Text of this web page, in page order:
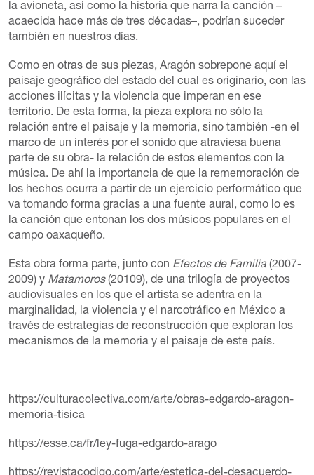
la avioneta, así como la historia que narra la canción –
acaecida hace más de tres décadas–, podrían suceder
también en nuestros días.
Como en otras de sus piezas, Aragón sobrepone aquí el
paisaje geográfico del estado del cual es originario, con las
acciones ilícitas y la violencia que imperan en ese
territorio. De esta forma, la pieza explora no sólo la
relación entre el paisaje y la memoria, sino también -en el
marco de un interés por el sonido que atraviesa buena
parte de su obra- la relación de estos elementos con la
música. De ahí la importancia de que la rememoración de
los hechos ocurra a partir de un ejercicio performático que
va tomando forma gracias a una fuente aural, como lo es
la canción que entonan los dos músicos populares en el
campo oaxaqueño.
Esta obra forma parte, junto con Efectos de Familia(2007-
2009) y Matamoros(20109), de una trilogía de proyectos
audiovisuales en los que el artista se adentra en la
marginalidad, la violencia y el narcotráfico en México a
través de estrategias de reconstrucción que exploran los
mecanismos de la memoria y el paisaje de este país.
https://culturacolectiva.com/arte/obras-edgardo-aragon-
memoria-tisica
https://esse.ca/fr/ley-fuga-edgardo-arago